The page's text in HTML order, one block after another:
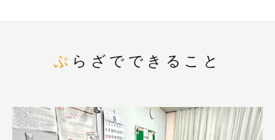
ぷらざでできること